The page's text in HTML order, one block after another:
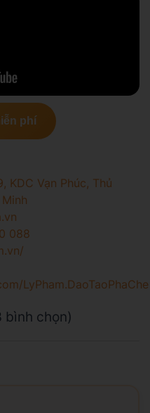
phí
KDC Vạn Phúc, Thủ
088
LyPham.DaoTaoPhaChe
bình chọn)